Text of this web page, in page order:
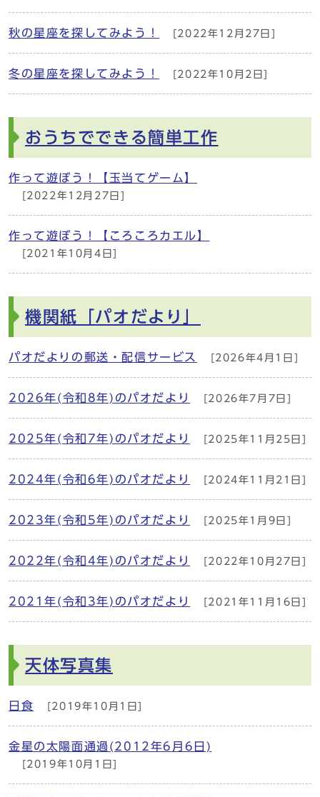
秋の星座を探してみよう！ [2022年12月27日]
冬の星座を探してみよう！ [2022年10月2日]
おうちでできる簡単工作
作って遊ぼう！【玉当てゲーム】
[2022年12月27日]
作って遊ぼう！【ころころカエル】
[2021年10月4日]
機関紙「パオだより」
パオだよりの郵送・配信サービス [2026年4月1日]
2026年(令和8年)のパオだより [2026年7月7日]
2025年(令和7年)のパオだより [2025年11月25日]
2024年(令和6年)のパオだより [2024年11月21日]
2023年(令和5年)のパオだより [2025年1月9日]
2022年(令和4年)のパオだより [2022年10月27日]
2021年(令和3年)のパオだより [2021年11月16日]
天体写真集
日食 [2019年10月1日]
金星の太陽面通過(2012年6月6日)
[2019年10月1日]